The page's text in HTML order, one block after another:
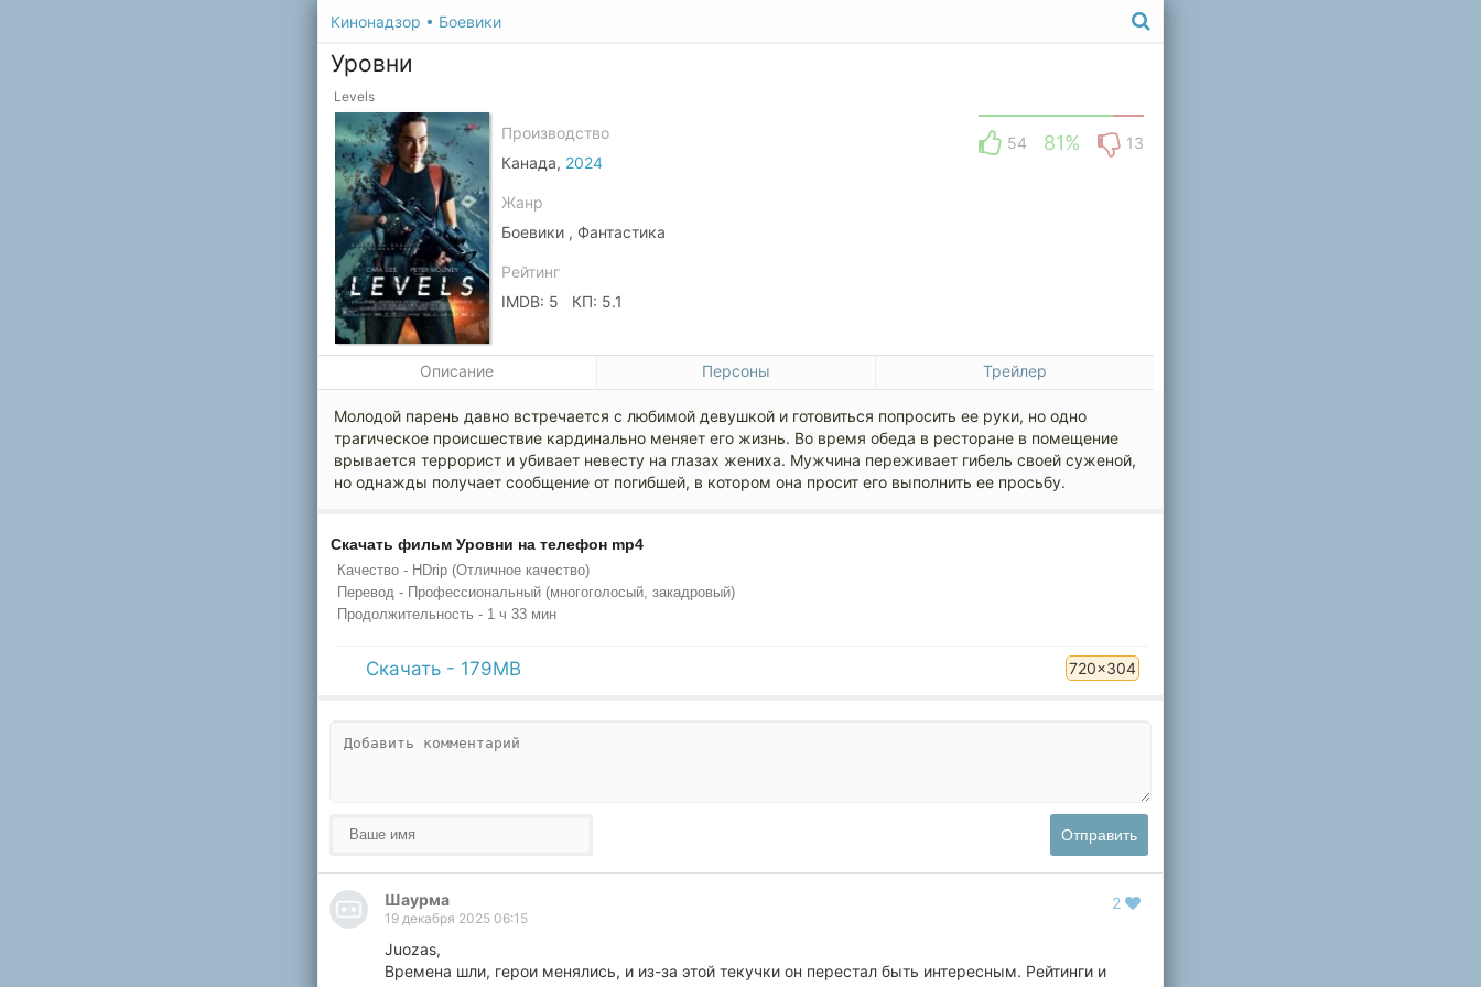
Кинонадзор • Боевики
Уровни
Levels
Производство
Канада, 2024
Жанр
Боевики , Фантастика
Рейтинг
IMDB: 5 КП: 5.1
54 81% 13
Описание Персоны Трейлер
Молодой парень давно встречается с любимой девушкой и готовиться попросить ее руки, но одно
трагическое происшествие кардинально меняет его жизнь. Во время обеда в ресторане в помещение
врывается террорист и убивает невесту на глазах жениха. Мужчина переживает гибель своей суженой,
но однажды получает сообщение от погибшей, в котором она просит его выполнить ее просьбу.
Скачать фильм Уровни на телефон mp4
Качество - HDrip (Отличное качество)
Перевод - Профессиональный (многоголосый, закадровый)
Продолжительность - 1 ч 33 мин
Скачать - 179MB 720x304
Отправить
Шаурма
19 декабря 2025 06:15
2
Juozas,
Времена шли, герои менялись, и из-за этой текучки он перестал быть интересным. Рейтинги и